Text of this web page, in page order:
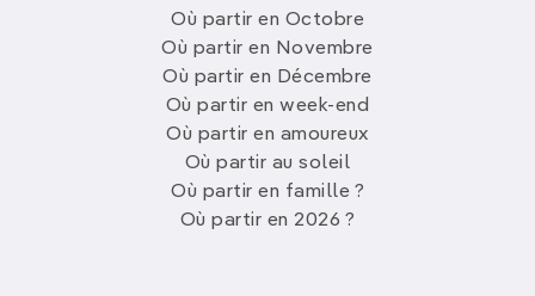
Où partir en Octobre
Où partir en Novembre
Où partir en Décembre
Où partir en week-end
Où partir en amoureux
Où partir au soleil
Où partir en famille ?
Où partir en 2026 ?